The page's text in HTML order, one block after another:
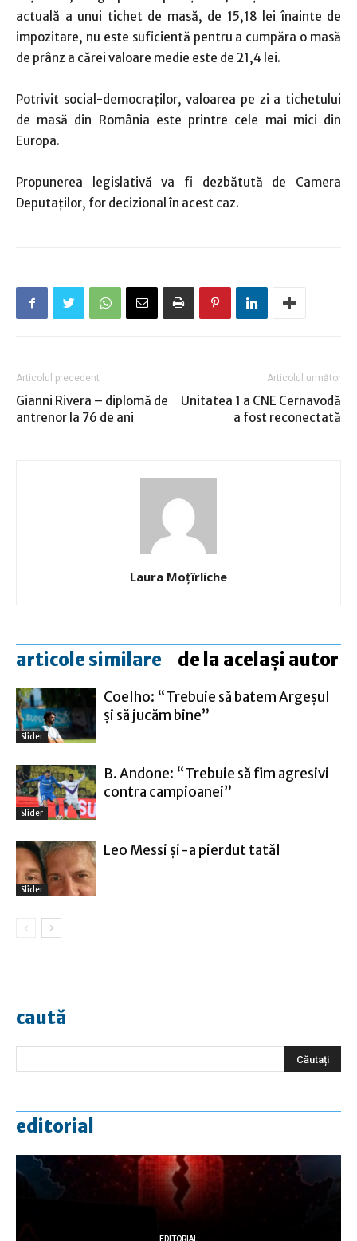
actuală a unui tichet de masă, de 15,18 lei înainte de
impozitare, nu este suficientă pentru a cumpăra o masă
de prânz a cărei valoare medie este de 21,4 lei.
Potrivit social-democraţilor, valoarea pe zi a tichetului
de masă din România este printre cele mai mici din
Europa.
Propunerea legislativă va fi dezbătută de Camera
Deputaţilor, for decizional în acest caz.
Articolul precedent
Gianni Rivera – diplomă de
antrenor la 76 de ani
Articolul următor
Unitatea 1 a CNE Cernavodă
a fost reconectată
Laura Moţîrliche
articole similare de la același autor
Slider
Coelho: “Trebuie să batem Argeşul
şi să jucăm bine”
Slider
B. Andone: “Trebuie să fim agresivi
contra campioanei”
Slider
Leo Messi şi-a pierdut tatăl
caută
editorial
EDITORIAL
EDITORIAL
EDITORIAL